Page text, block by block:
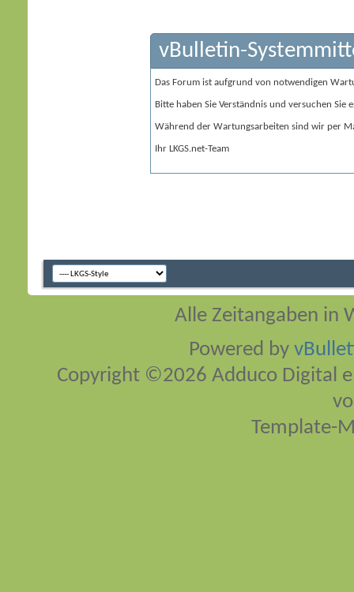
vBulletin-
Das Forum ist aufgrund von notwendigen
Bitte haben Sie Verständnis und versuchen Sie
Während der Wartungsarbeiten sind wir per
Ihr LKGS.net-Team
Alle Zeitangaben in
Powered by
Copyright ©2026 Adduco Digital
Template-